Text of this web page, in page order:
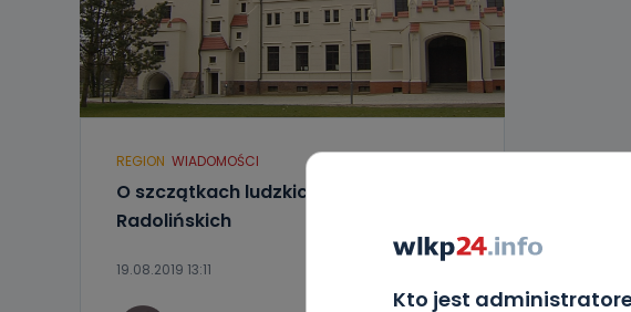
Kto jest
REGION WIADOMOŚCI
O szczątkach ludzkich w Pałacu
Radolińskich
19.08.2019 13:11